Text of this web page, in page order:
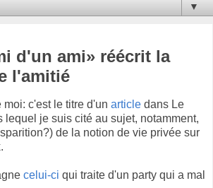
▼
d'un ami» réécrit la
l'amitié
moi: c'est le titre d'un article dans Le
lequel je suis cité au sujet, notamment,
de la notion de vie privée sur
celui-ci qui traite d'un party qui a mal